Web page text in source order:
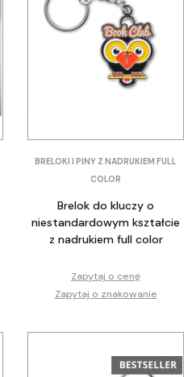
BRELOKI I PINY Z NADRUKIEM FULL
COLOR
Brelok do kluczy o
niestandardowym kształcie
z nadrukiem full color
Zapytaj o cenę
Zapytaj o znakowanie